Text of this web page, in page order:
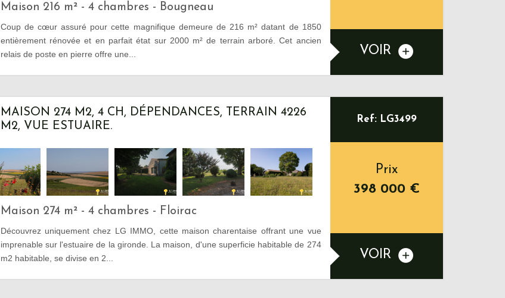
Maison 216 m² - 4 chambres - Bougneau
Coup de cœur assuré pour cette magnifique demeure de 216 m² datant de 1850
entièrement rénovée et en parfait état sur 2000 m² de terrain arboré. Cet ancien
relais de poste en pierre offre une...
VOIR
MAISON 274 M2, 4 CH, DÉPENDANCES, TERRAIN 4226
M2, VUE ESTUAIRE.
Maison 274 m² - 4 chambres - Floirac
Découvrez uniquement chez LG IMMO, cette maison charentaise offrant une vue
imprenable sur l'estuaire de la gironde. La maison, d'une superficie habitable de 274
m2 habitable, se divise en 2...
Ref: LG3499
Prix
398 000 €
VOIR